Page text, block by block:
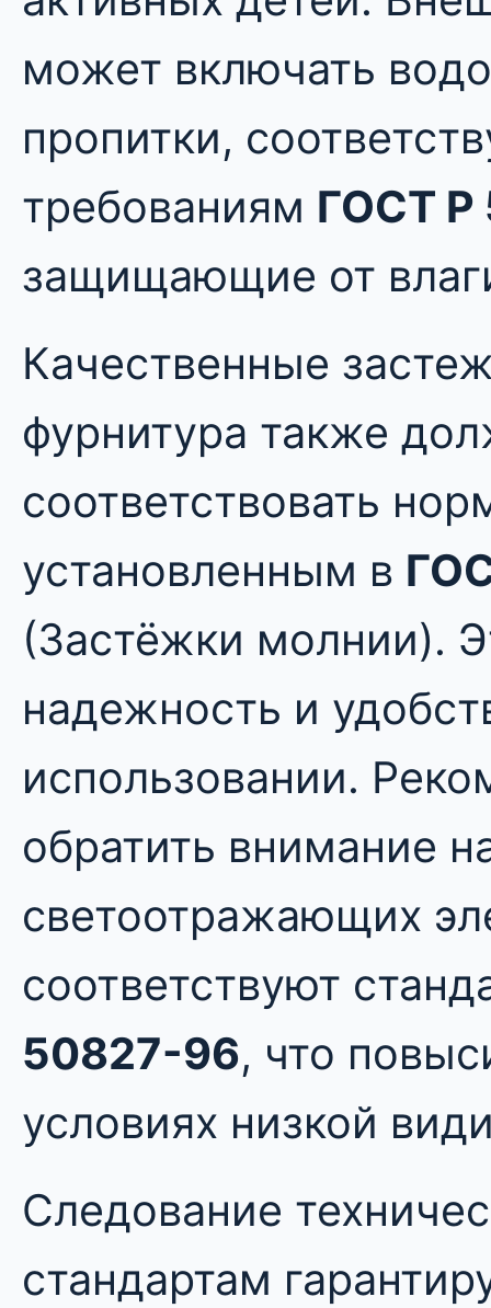
может включать
пропитки,
требованиям ГОСТ Р
защищающие от
Качественные
фурнитура также
соответствовать
установленным в
(Застёжки молнии).
надежность и
использовании.
обратить внимание
светоотражающих
соответствуют
50827-96, что
условиях низкой
Следование
стандартам